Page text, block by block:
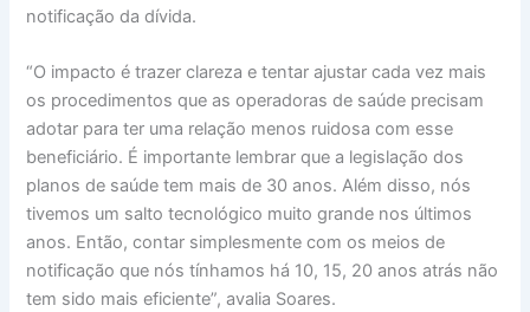
notificação da dívida.
“O impacto é trazer clareza e tentar ajustar cada vez mais
os procedimentos que as operadoras de saúde precisam
adotar para ter uma relação menos ruidosa com esse
beneficiário. É importante lembrar que a legislação dos
planos de saúde tem mais de 30 anos. Além disso, nós
tivemos um salto tecnológico muito grande nos últimos
anos. Então, contar simplesmente com os meios de
notificação que nós tínhamos há 10, 15, 20 anos atrás não
tem sido mais eficiente”, avalia Soares.